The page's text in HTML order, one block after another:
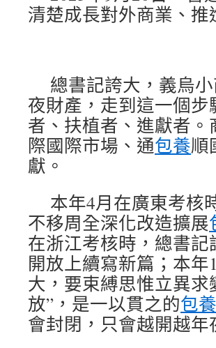
清楚成長對外商業、
總書記誇大，義烏
夜財產，走到這一個
者、扶植者、進獻者
際國際市場、通包養順
獻。
本年4月在廣東考核
不移周全深化改造擴展
在浙江考核時，總書
開放上續寫新篇；本
大，要束縛思惟立異
放”，是一以貫之的包
會封閉，只會越開越年